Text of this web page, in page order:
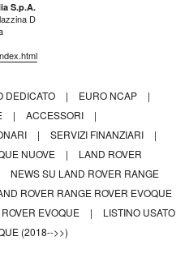
S.p.A.
D
DEDICATO | EURO NCAP
|
| ACCESSORI
|
| SERVIZI FINANZIARI
|
NUOVE
|
LAND ROVER
NEWS SU LAND ROVER RANGE
ROVER RANGE ROVER EVOQUE
EVOQUE |
LISTINO USATO
(2018-->>)